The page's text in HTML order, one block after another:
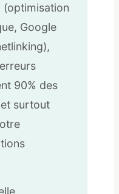
(optimisation
Google
90% des
surtout